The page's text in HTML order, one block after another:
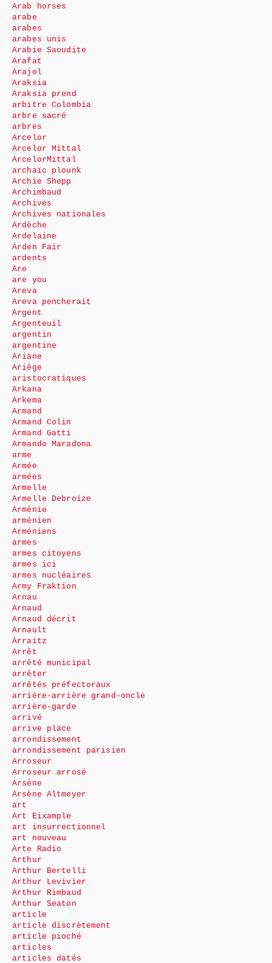
Arab horses
arabe
arabes
arabes unis
Arabie Saoudite
Arafat
Arajol
Araksia
Araksia prend
arbitre Colombia
arbre sacré
arbres
Arcelor
Arcelor Mittal
ArcelorMittal
archaïc plounk
Archie Shepp
Archimbaud
Archives
Archives nationales
Ardèche
Ardelaine
Arden Fair
ardents
Are
are you
Areva
Areva pencherait
Argent
Argenteuil
argentin
argentine
Ariane
Ariège
aristocratiques
Arkana
Arkema
Armand
Armand Colin
Armand Gatti
Armando Maradona
arme
Armée
armées
Armelle
Armelle Debroize
Arménie
arménien
Arméniens
armes
armes citoyens
armes ici
armes nucléaires
Army Fraktion
Arnau
Arnaud
Arnaud décrit
Arnault
Arraitz
Arrêt
arrêté municipal
arrêter
arrêtés préfectoraux
arrière-arrière grand-oncle
arrière-garde
arrivé
arrive place
arrondissement
arrondissement parisien
Arroseur
Arroseur arrosé
Arsène
Arsène Altmeyer
art
Art Eixample
art insurrectionnel
art nouveau
Arte Radio
Arthur
Arthur Bertelli
Arthur Levivier
Arthur Rimbaud
Arthur Seaton
article
article discrètement
article pioché
articles
articles datés